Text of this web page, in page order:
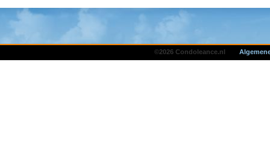
©2026 Condoleance.nl